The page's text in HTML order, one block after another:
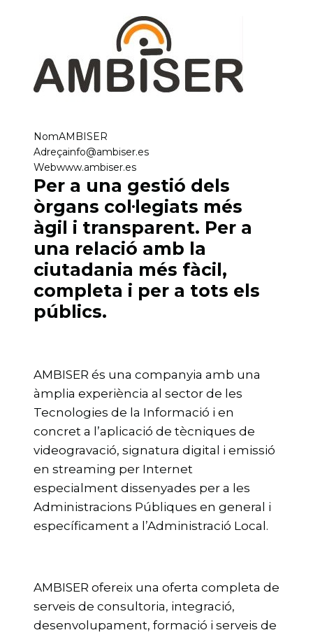
NomAMBISER
Adreçainfo@ambiser.es
Webwww.ambiser.es
Per a una gestió dels
òrgans col·legiats més
àgil i transparent. Per a
una relació amb la
ciutadania més fàcil,
completa i per a tots els
públics.
AMBISER és una companyia amb una
àmplia experiència al sector de les
Tecnologies de la Informació i en
concret a l’aplicació de tècniques de
videogravació, signatura digital i emissió
en streaming per Internet
especialment dissenyades per a les
Administracions Públiques en general i
específicament a l’Administració Local.
AMBISER ofereix una oferta completa de
serveis de consultoria, integració,
desenvolupament, formació i serveis de